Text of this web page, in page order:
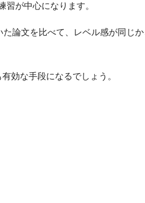
が中心になります。
論文を比べて、レベル感が同じ
効な手段になるでしょう。